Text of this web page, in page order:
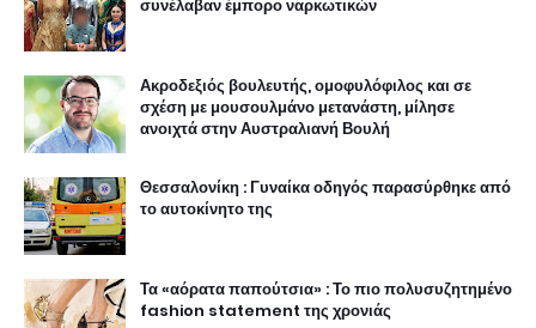
συνέλαβαν έμπορο ναρκωτικών
Ακροδεξιός βουλευτής, ομοφυλόφιλος και σε
σχέση με μουσουλμάνο μετανάστη, μίλησε
ανοιχτά στην Αυστραλιανή Βουλή
Θεσσαλονίκη : Γυναίκα οδηγός παρασύρθηκε από
το αυτοκίνητο της
Τα «αόρατα παπούτσια» : Το πιο πολυσυζητημένο
fashion statement της χρονιάς